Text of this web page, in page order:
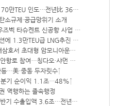
올해 상반기 신조 컨선 70만TEU 인도…전년比 36% 감소
소규제·공급망위기 소개
인천공항공사, 6.9조 우즈벡 타슈켄트 신공항 사업 참여
대만 양밍해운, 한화오션에 1.3만TEU급 LNG추진 컨선 6척 발주
덴마크 머스크, HD현대삼호서 초대형 암모니아운반선 인도받아
시노트란스, 中-인도서안항로 참여…칭다오·샤먼 직항
…美·중동 두자릿수↑
기 순이익 1.1조…48%↑
역행하는 졸속행정
中-라오스 화물열차 상반기 수출입액 3.6조…전년比 34%↑